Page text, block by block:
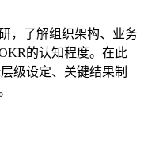
，了解组织架构、业务
的认知程度。在此
级设定、关键结果制